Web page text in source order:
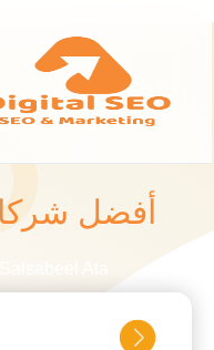
أفضل